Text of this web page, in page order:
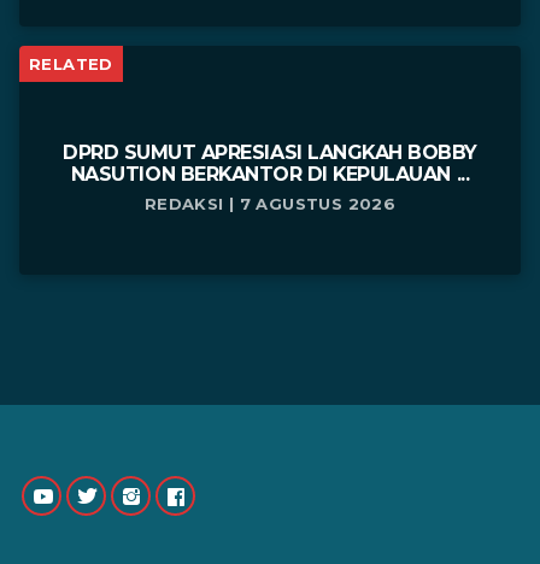
RELATED
DPRD SUMUT APRESIASI LANGKAH BOBBY
NASUTION BERKANTOR DI KEPULAUAN ...
REDAKSI | 7 AGUSTUS 2026